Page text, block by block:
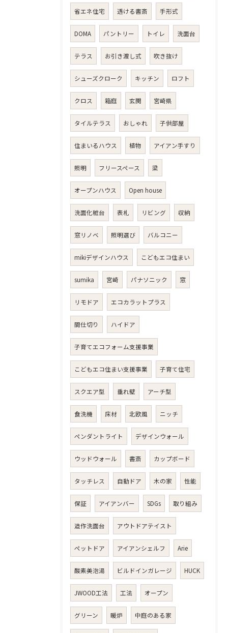
省エネ住宅 透ける書斎 手形式
DOMA パントリー トイレ 洗面台
テラス お引き渡し式 吹き抜け
シューズクローク キッチン ロフト
クロス 箱庭 玄関 宮崎県
タイルテラス おしゃれ 子供部屋
住まいるハウス 植物 アイアン手すり
照明 フリースペース 梁
オープンハウス Open house
洗面化粧台 表札 リビング 収納
窓リノベ 照明選び バルコニー
mikiデザインハウス こどもエコ住まい
sumika 宮崎 パナソニック 窓
リモドア エコカラットプラス
間仕切り ハイドア
子育てエコフォーム支援事業
こどもエコ住まい支援事業 子育て住宅
スクエア型 垂れ壁 アーチ型
食洗機 床材 北欧風 ニッチ
ペンダントライト デザインウォール
ウッドウォール 書斎 カップボード
タッチレス 自動ドア 木の家 性能
保証 アイアンバー SDGs 取り組み
造作洗面台 アウトドアテイスト
ペットドア アイアンシェルフ Arie
酸素美泡湯 ビルドインガレージ HUCK
JWOOD工法 工法 オープン
グリーン 暖炉 中庭のある家